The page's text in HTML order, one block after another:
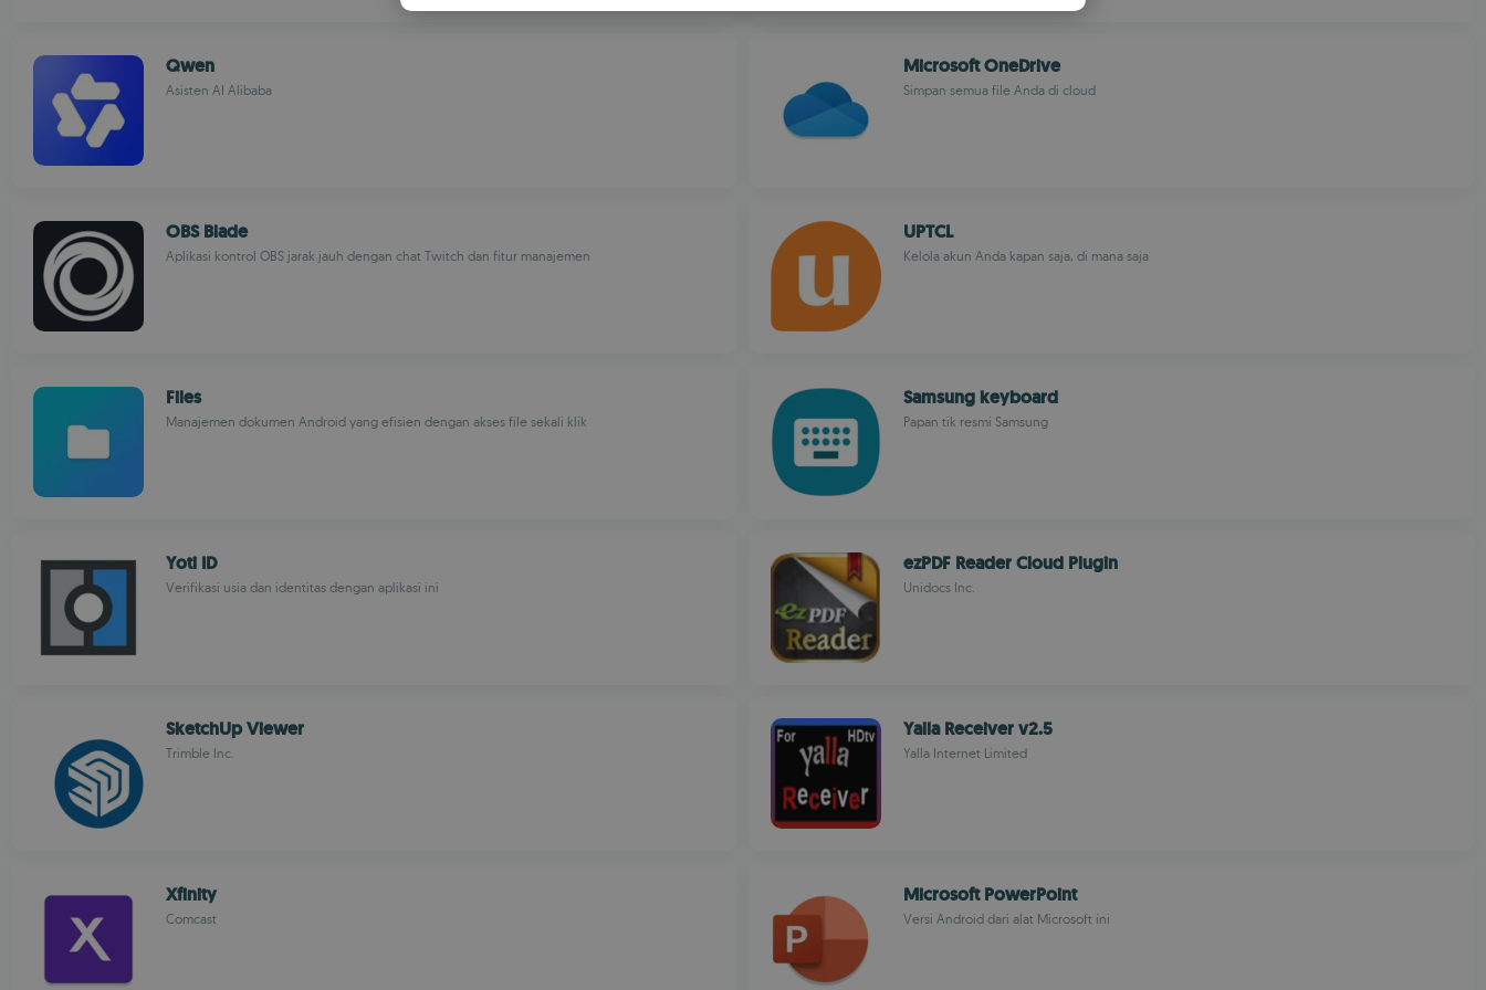
Qwen
Asisten AI Alibaba
Microsoft OneDrive
Simpan semua file Anda di cloud
OBS Blade
Aplikasi kontrol OBS jarak jauh dengan chat Twitch dan fitur manajemen
UPTCL
Kelola akun Anda kapan saja, di mana saja
Files
Manajemen dokumen Android yang efisien dengan akses file sekali klik
Samsung keyboard
Papan tik resmi Samsung
Yoti ID
Verifikasi usia dan identitas dengan aplikasi ini
ezPDF Reader Cloud Plugin
Unidocs Inc.
SketchUp Viewer
Trimble Inc.
Yalla Receiver v2.5
Yalla Internet Limited
Xfinity
Comcast
Microsoft PowerPoint
Versi Android dari alat Microsoft ini
SPANISH